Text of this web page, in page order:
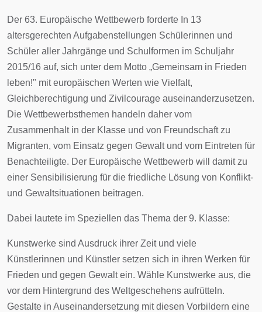
Der 63. Europäische Wettbewerb forderte In 13
altersgerechten Aufgabenstellungen Schülerinnen und
Schüler aller Jahrgänge und Schulformen im Schuljahr
2015/16 auf, sich unter dem Motto „Gemeinsam in Frieden
leben!" mit europäischen Werten wie Vielfalt,
Gleichberechtigung und Zivilcourage auseinanderzusetzen.
Die Wettbewerbsthemen handeln daher vom
Zusammenhalt in der Klasse und von Freundschaft zu
Migranten, vom Einsatz gegen Gewalt und vom Eintreten für
Benachteiligte. Der Europäische Wettbewerb will damit zu
einer Sensibilisierung für die friedliche Lösung von Konflikt-
und Gewaltsituationen beitragen.
Dabei lautete im Speziellen das Thema der 9. Klasse:
Kunstwerke sind Ausdruck ihrer Zeit und viele
Künstlerinnen und Künstler setzen sich in ihren Werken für
Frieden und gegen Gewalt ein. Wähle Kunstwerke aus, die
vor dem Hintergrund des Weltgeschehens aufrütteln.
Gestalte in Auseinandersetzung mit diesen Vorbildern eine